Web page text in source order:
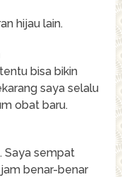
hijau lain.
bisa bikin
saya selalu
obat baru.
Saya sempat
benar-benar